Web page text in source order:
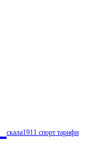
скала1911 спорт тарифи